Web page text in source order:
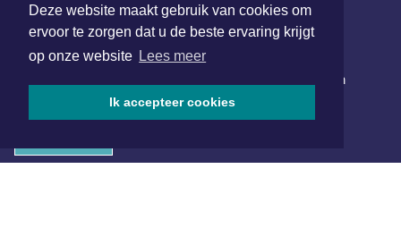
Deze website maakt gebruik van cookies om
ervoor te zorgen dat u de beste ervaring krijgt
op onze website Lees meer
Ik accepteer cookies
NIEUWSBRIEF AANMELDEN
Schrijf je in voor onze nieuwsbrief en krijg wekelijks een
samenvatting van alle gebeurtenissen uit jouw regio.